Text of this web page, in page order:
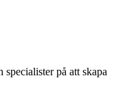
på att skapa